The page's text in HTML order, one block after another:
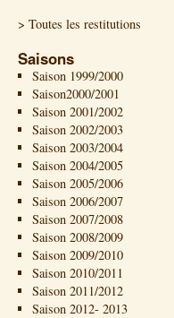
> Toutes les restitutions
Saisons
Saison 1999/2000
Saison2000/2001
Saison 2001/2002
Saison 2002/2003
Saison 2003/2004
Saison 2004/2005
Saison 2005/2006
Saison 2006/2007
Saison 2007/2008
Saison 2008/2009
Saison 2009/2010
Saison 2010/2011
Saison 2011/2012
Saison 2012- 2013